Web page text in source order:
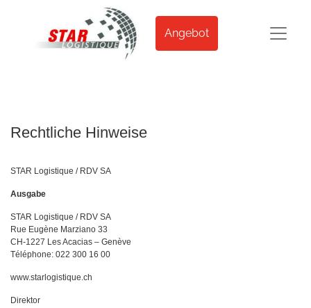
Angebot
Rechtliche Hinweise
STAR Logistique / RDV SA
Ausgabe
STAR Logistique / RDV SA
Rue Eugène Marziano 33
CH-1227 Les Acacias – Genève
Téléphone: 022 300 16 00
www.starlogistique.ch
Direktor